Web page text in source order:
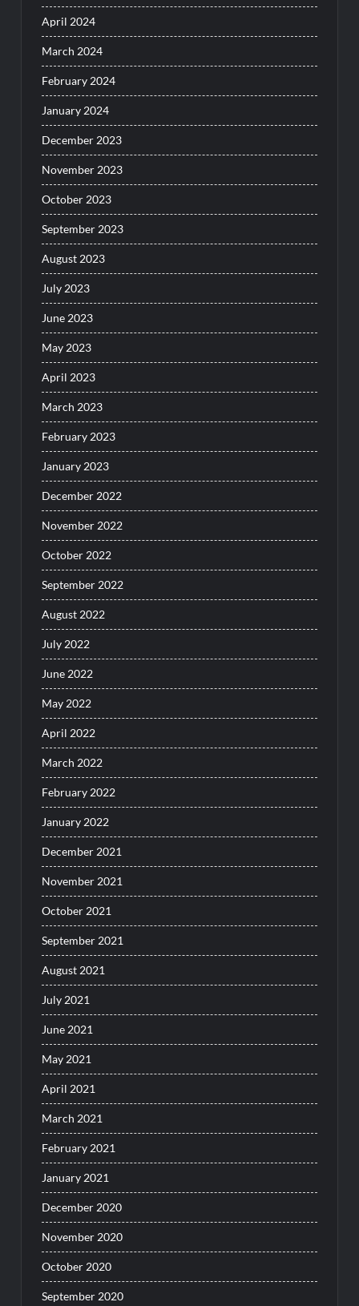
April 2024
March 2024
February 2024
January 2024
December 2023
November 2023
October 2023
September 2023
August 2023
July 2023
June 2023
May 2023
April 2023
March 2023
February 2023
January 2023
December 2022
November 2022
October 2022
September 2022
August 2022
July 2022
June 2022
May 2022
April 2022
March 2022
February 2022
January 2022
December 2021
November 2021
October 2021
September 2021
August 2021
July 2021
June 2021
May 2021
April 2021
March 2021
February 2021
January 2021
December 2020
November 2020
October 2020
September 2020